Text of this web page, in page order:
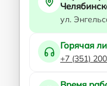
ул.
Горячая
+7 (351)